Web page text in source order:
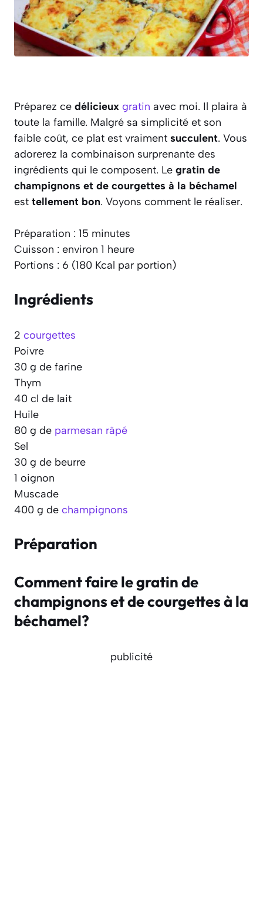
Préparez ce délicieux gratin avec moi. Il plaira à
toute la famille. Malgré sa simplicité et son
faible coût, ce plat est vraiment succulent. Vous
adorerez la combinaison surprenante des
ingrédients qui le composent. Le gratin de
champignons et de courgettes à la béchamel
est tellement bon. Voyons comment le réaliser.
Préparation : 15 minutes
Cuisson : environ 1 heure
Portions : 6 (180 Kcal par portion)
Ingrédients
2 courgettes
Poivre
30 g de farine
Thym
40 cl de lait
Huile
80 g de parmesan râpé
Sel
30 g de beurre
1 oignon
Muscade
400 g de champignons
Préparation
Comment faire le gratin de
champignons et de courgettes à la
béchamel?
publicité